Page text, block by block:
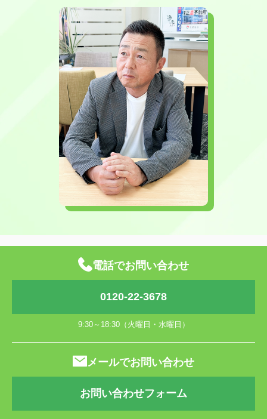
電話でお問い合わせ
0120-22-3678
9:30～18:30（火曜日・水曜日）
メールでお問い合わせ
お問い合わせフォーム